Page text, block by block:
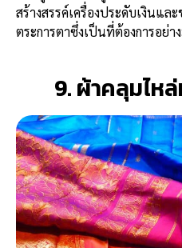
สร้างสรรค์เครื่องประดับเงินแล
ตระการตาซึ่งเป็นที่ต้องการอย่า
9. ผ้าคลุมไห